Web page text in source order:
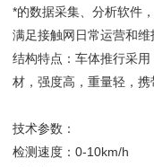
*的数据采集、分析软件
满足接触网日常运营和维
结构特点：车体推行采
材，强度高，重量轻，
技术参数：
检测速度：0-10km/h